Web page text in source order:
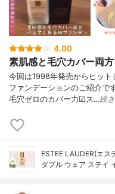
4.00
素肌感と毛穴カバー両
今回は1998年発売からヒッ
ファンデーションのご紹介
毛穴ゼロのカバー力☑︎ス…続
ESTEE LAUDER(エス
ダブル ウェア ステイ